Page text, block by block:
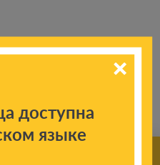
доступна
языке